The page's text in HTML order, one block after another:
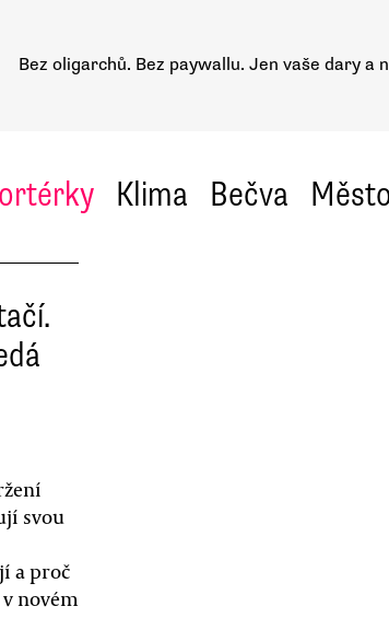
Bez oligarchů. Bez paywallu. Jen vaše dary a
Klima Bečva
svou
a proč
novém